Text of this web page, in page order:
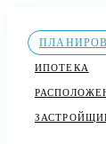
ИПОТЕКА